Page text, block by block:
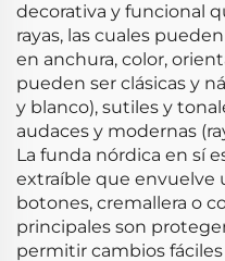
decorativa y funcional
rayas, las cuales
en anchura, color,
pueden ser clásicas y
y blanco), sutiles y
audaces y modernas
La funda nórdica en sí
extraíble que envuelve
botones, cremallera o
principales son
permitir cambios